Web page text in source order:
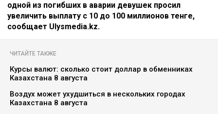
одной из погибших в аварии девушек просил
увеличить выплату с 10 до 100 миллионов тенге,
сообщает Ulysmedia.kz.
ЧИТАЙТЕ ТАКЖЕ
Курсы валют: сколько стоит доллар в обменниках
Казахстана 8 августа
Воздух может ухудшиться в нескольких городах
Казахстана 8 августа